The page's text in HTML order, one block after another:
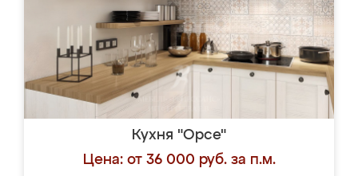
Кухня "Орсе"
Цена: от 36 000 руб. за п.м.